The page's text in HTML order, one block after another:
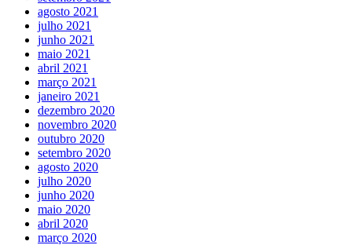
agosto 2021
julho 2021
junho 2021
maio 2021
abril 2021
março 2021
janeiro 2021
dezembro 2020
novembro 2020
outubro 2020
setembro 2020
agosto 2020
julho 2020
junho 2020
maio 2020
abril 2020
março 2020